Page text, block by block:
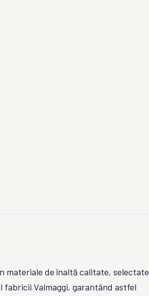
materiale de înaltă calitate, selectate
Valmaggi, garantând astfel